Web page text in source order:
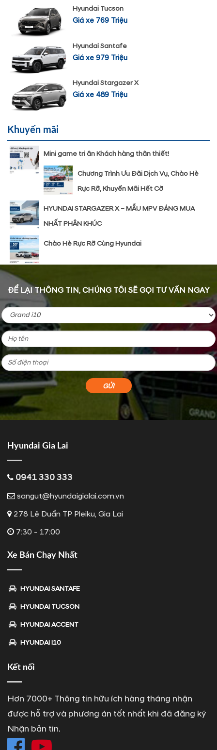
Hyundai Tucson
Giá xe 769 Triệu
Hyundai Santafe
Giá xe 979 Triệu
Hyundai Stargazer X
Giá xe 489 Triệu
Khuyến mãi
Mini game tri ân Khách hàng thân thiết!
Chương Trình Ưu Đãi Dịch Vụ, Chào Hè
Rực Rỡ, Khuyến Mãi Hết Cỡ
HYUNDAI STARGAZER X – MẪU MPV ĐÁNG MUA
NHẤT PHÂN KHÚC
Chào Hè Rực Rỡ Cùng Hyundai
ĐỂ LẠI THÔNG TIN, CHÚNG TÔI SẼ GỌI TƯ VẤN NGAY
Hyundai Gia Lai
0941 330 333
sangut@hyundaigialai.com.vn
278 Lê Duẩn TP Pleiku, Gia Lai
7:30 - 17:00
Xe Bán Chạy Nhất
HYUNDAI SANTAFE
HYUNDAI TUCSON
HYUNDAI ACCENT
HYUNDAI I10
Kết nối
Hơn 7000+ Thông tin hữu ích hàng tháng nhận
được hỗ trợ và phương án tốt nhất khi đã đăng ký
Nhận bản tin.